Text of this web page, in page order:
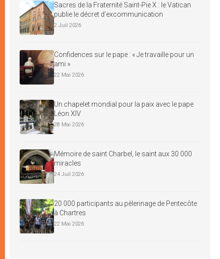
Sacres de la Fraternité Saint-Pie X : le Vatican
publie le décret d’excommunication
2 Juil 2026
Confidences sur le pape : « Je travaille pour un
ami »
22 Mai 2026
Un chapelet mondial pour la paix avec le pape
Léon XIV
28 Mai 2026
Mémoire de saint Charbel, le saint aux 30 000
miracles
24 Juil 2026
20 000 participants au pèlerinage de Pentecôte
à Chartres
22 Mai 2026